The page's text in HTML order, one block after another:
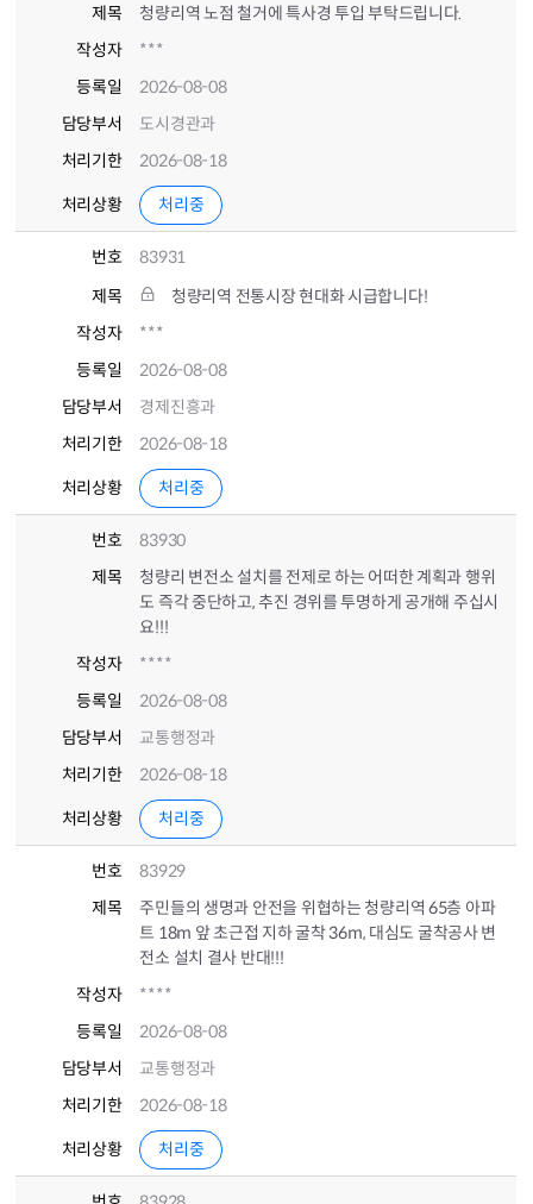
제목
청량리역 노점 철거에 특사경 투입 부탁드립니다.
작성자
***
등록일
2026-08-08
담당부서
도시경관과
처리기한
2026-08-18
처리상황 처리중
번호
83931
제목
청량리역 전통시장 현대화 시급합니다!
작성자
***
등록일
2026-08-08
담당부서
경제진흥과
처리기한
2026-08-18
처리상황 처리중
번호
83930
제목
청량리 변전소 설치를 전제로 하는 어떠한 계획과 행위
도 즉각 중단하고, 추진 경위를 투명하게 공개해 주십시
요!!!
작성자
****
등록일
2026-08-08
담당부서
교통행정과
처리기한
2026-08-18
처리상황 처리중
번호
83929
제목
주민들의 생명과 안전을 위협하는 청량리역 65층 아파
트 18m 앞 초근접 지하 굴착 36m, 대심도 굴착공사 변
전소 설치 결사 반대!!!
작성자
****
등록일
2026-08-08
담당부서
교통행정과
처리기한
2026-08-18
처리상황 처리중